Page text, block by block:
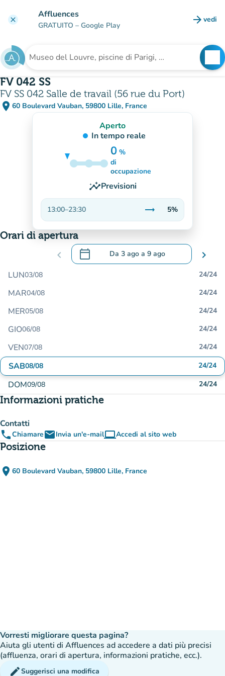
clear Affluences
GRATUITO – Google Play arrow_forward vedi
Cerca una struttura
FV 042 SS
FV SS 042 Salle de travail (56 rue du Port)
place 60 Boulevard Vauban, 59800 Lille, France
(apri in Google Maps)
(nuova scheda)
Aperto
In tempo reale
0 %
5%
di
occupazione
insightsPrevisioni
13:00–23:30 trending_flat
Stabile
5%
Orari di apertura
chevron_left calendar_today Da 3 ago a 9 ago
.Aprire il calendario per modificare le
chevron_right
LUN03/08 24/24
MAR04/08 24/24
MER05/08 24/24
GIO06/08 24/24
VEN07/08 24/24
SAB08/08 24/24
DOM09/08 24/24
Informazioni pratiche
Contatti
phoneChiamareemailInvia un'e-mailcomputerAccedi al sito web
(nuova scheda)
Posizione
place 60 Boulevard Vauban, 59800 Lille, France
(apri in Google Maps)
(nuova scheda)
Vorresti migliorare questa pagina?
Aiuta gli utenti di Affluences ad accedere a dati più precisi
(affluenza, orari di apertura, informazioni pratiche, ecc.).
editSuggerisci una modifica